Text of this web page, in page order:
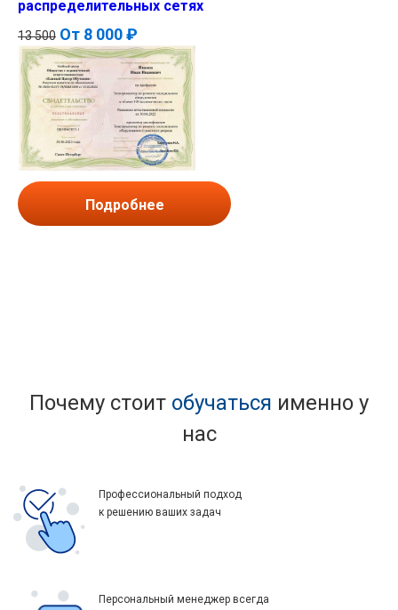
распределительных сетях
13 500 От 8 000 ₽
Подробнее
Почему стоит обучаться именно у
нас
Профессиональный подход
к решению ваших задач
Персональный менеджер всегда